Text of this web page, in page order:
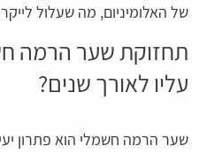
של האלומיניום, מה שעלול
תחזוקת שער הרמה
עליו לאורך שנים?
שער הרמה חשמלי הוא פתרון